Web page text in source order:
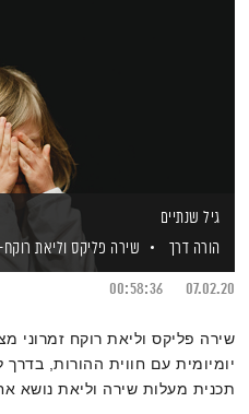
גיל שנתיים
הורה דרך
שירה פליקס וליאת
07.02.20
00:58:36
שירה פליקס וליאת רוקח זמרוני
יומיומית עם חווית ההורות, בדרך
תכנית מעלות שירה וליאת נושא